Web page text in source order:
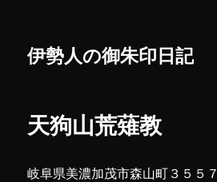
伊勢人の御朱印日記
天狗山荒薙教
岐阜県美濃加茂市森山町３５５７